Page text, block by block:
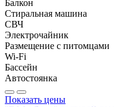
Балкон
Стиральная машина
СВЧ
Электрочайник
Размещение с питомцами
Wi-Fi
Бассейн
Автостоянка
Показать цены